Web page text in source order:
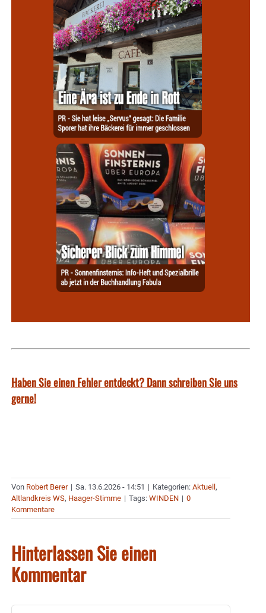
Haben Sie einen Fehler entdeckt? Dann schreiben Sie uns
gerne!
Von Robert Berer | Sa. 13.6.2026 - 14:51 | Kategorien: Aktuell ,
Altlandkreis WS, Haager-Stimme | Tags: WINDEN | 0
Kommentare
Hinterlassen Sie einen
Kommentar